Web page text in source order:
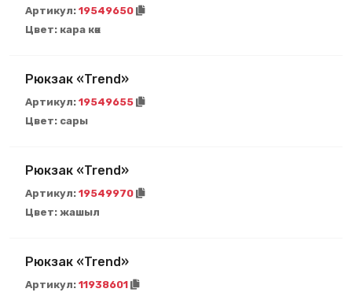
Артикул: 19549650
Цвет: кара көк
Рюкзак «Trend»
Артикул: 19549655
Цвет: сары
Рюкзак «Trend»
Артикул: 19549970
Цвет: жашыл
Рюкзак «Trend»
Артикул: 11938601